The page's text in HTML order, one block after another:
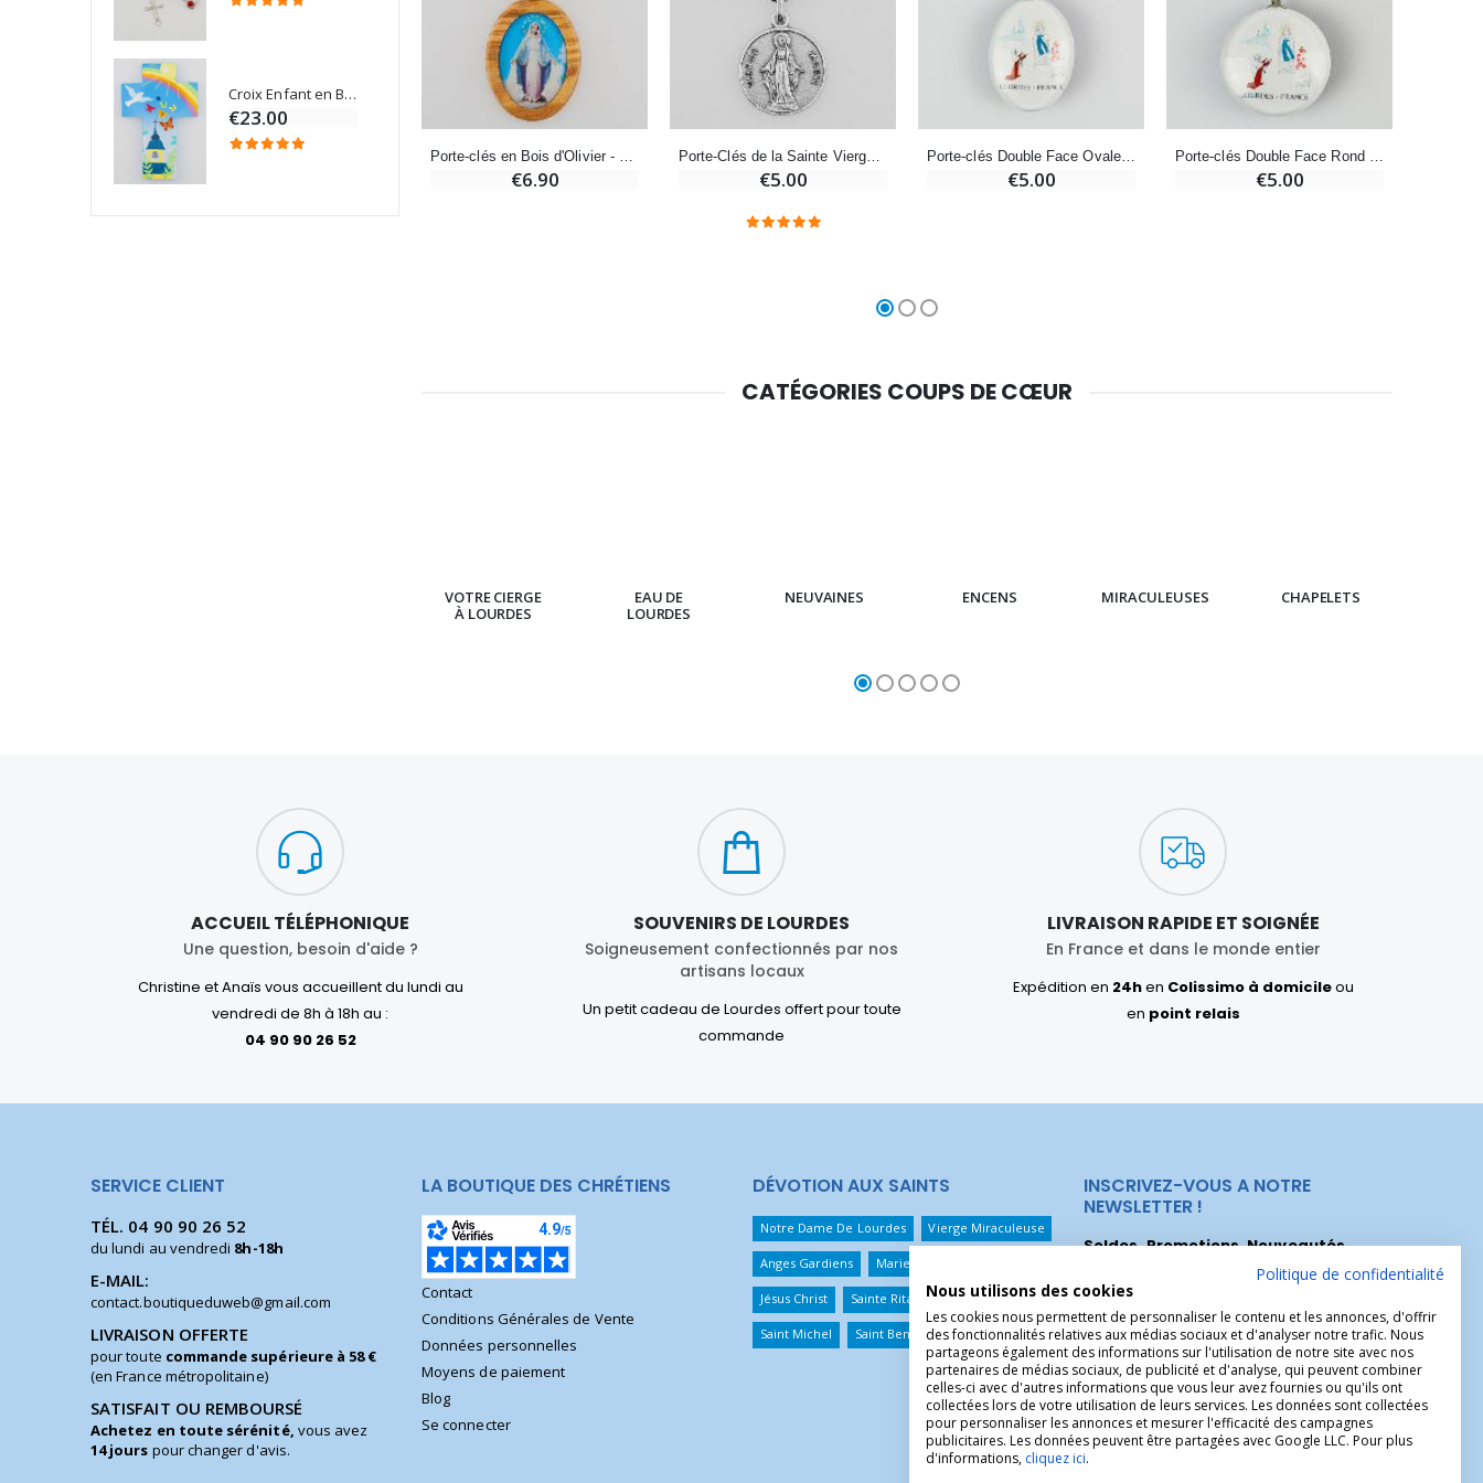
Croix Enfant en Bois Eglise Papillons et Arc-en-ciel 15 cm
€23.00 €4.90 €23.00
Porte-clés en Bois d'Olivier - Vierge Miraculeuse
€6.90
Porte-Clés de la Sainte Vierge Marie Miraculeuse Argenté avec Prière
€5.00
Porte-clés Double Face Ovale - Miraculeuse & Lourdes
€5.00
Porte-clés Double Face Rond - Miraculeuse & Lourdes
€5.00
CATÉGORIES COUPS DE CŒUR
VOTRE CIERGE
À LOURDES
EAU DE
LOURDES
NEUVAINES ENCENS MIRACULEUSES CHAPELETS
ACCUEIL TÉLÉPHONIQUE
Une question, besoin d'aide ?
Christine et Anaïs vous accueillent du lundi au
vendredi de 8h à 18h au :
04 90 90 26 52
SOUVENIRS DE LOURDES
Soigneusement confectionnés par nos
artisans locaux
Un petit cadeau de Lourdes offert pour toute
commande
LIVRAISON RAPIDE ET SOIGNÉE
En France et dans le monde entier
Expédition en 24hen Colissimo à domicileou
en point relais
SERVICE CLIENT
TÉL. 04 90 90 26 52
du lundi au vendredi 8h-18h
E-MAIL:
contact.boutiqueduweb@gmail.com
LIVRAISON OFFERTE
pour toute commande supérieure à 58 €
(en France métropolitaine)
SATISFAIT OU REMBOURSÉ
Achetez en toute sérénité, vous avez
14 jours pour changer d'avis.
LA BOUTIQUE DES CHRÉTIENS
Contact
Conditions Générales de Vente
Données personnelles
Moyens de paiement
Blog
Se connecter
DÉVOTION AUX SAINTS
Notre Dame De Lourdes Vierge Miraculeuse
Anges Gardiens Marie Qui Défait Les Noeuds
Jésus Christ Sainte Rita Sainte Thérèse
Saint Michel Saint Benoît Saint Christophe
INSCRIVEZ-VOUS A NOTRE
NEWSLETTER !
Soldes, Promotions, Nouveautés...
Inscrivez-vous maintenant pour recevoir
nos meilleures offres.
Politique de confidentialité
Nous utilisons des cookies
Les cookies nous permettent de personnaliser le contenu et les annonces, d'offrir
des fonctionnalités relatives aux médias sociaux et d'analyser notre trafic. Nous
partageons également des informations sur l'utilisation de notre site avec nos
partenaires de médias sociaux, de publicité et d'analyse, qui peuvent combiner
celles-ci avec d'autres informations que vous leur avez fournies ou qu'ils ont
collectées lors de votre utilisation de leurs services. Les données sont collectées
pour personnaliser les annonces et mesurer l'efficacité des campagnes
publicitaires. Les données peuvent être partagées avec Google LLC. Pour plus
d'informations, cliquez ici.